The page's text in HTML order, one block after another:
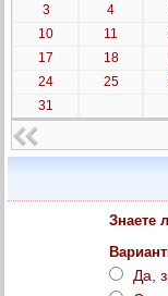
3
4
10
11
17
18
24
25
31
Знаете
Да,